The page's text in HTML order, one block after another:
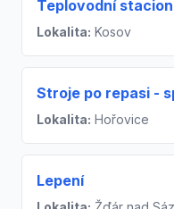
Teplovodní
Lokalita: Kosov
Stroje po repasi -
Lokalita: Hořovice
Lepení